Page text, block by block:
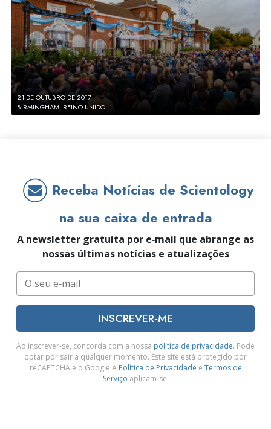
21 DE OUTUBRO DE 2017
BIRMINGHAM, REINO UNIDO
Receba Notícias de Scientology
na sua caixa de entrada
A newsletter gratuita por e‑mail que abrange as
nossas últimas notícias e atualizações
INSCREVER‑ME
Ao inscrever‑se, concorda com a nossa política de privacidade. Pode
optar por sair a qualquer momento. Este site está protegido por
reCAPTCHA e o Google A Política de Privacidade e Termos de
Serviço aplicam‑se.